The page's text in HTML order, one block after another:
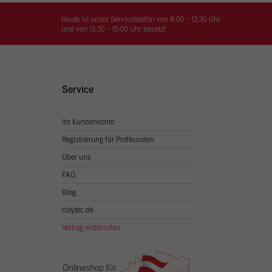
Heute ist unser Servicetelefon von 8:00 - 12:30 Uhr
und von 13:30 - 15:00 Uhr besetzt
Service
Ihr Kundenkonto
Registrierung für Profikunden
Über uns
FAQ
Blog
claytec.de
Vertrag widerrufen
Sie